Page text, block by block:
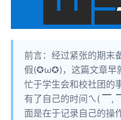
前言：经过紧张的期末
假(✪ω✪)，这篇文章早
忙于学生会和校社团的
有了自己的时间ㄟ( ▔,
面是在于记录自己的操